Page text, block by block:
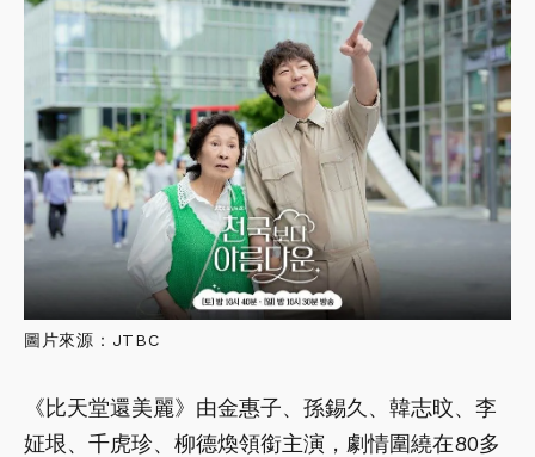
圖片來源：JTBC
《比天堂還美麗》由金惠子、孫錫久、韓志旼、李
姃垠、千虎珍、柳德煥領銜主演，劇情圍繞在80多